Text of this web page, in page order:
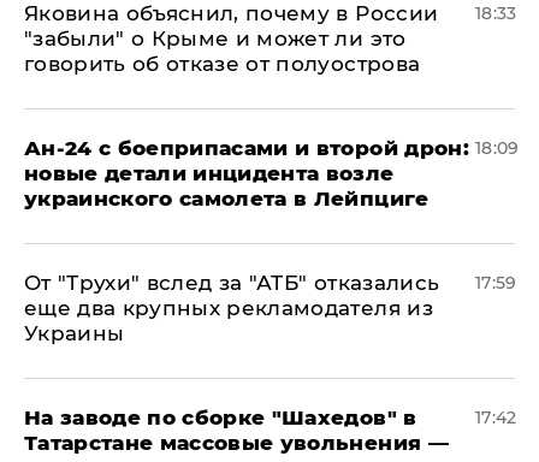
Яковина объяснил, почему в России
"забыли" о Крыме и может ли это
говорить об отказе от полуострова
18:33
Ан-24 с боеприпасами и второй дрон:
новые детали инцидента возле
украинского самолета в Лейпциге
18:09
От "Трухи" вслед за "АТБ" отказались
еще два крупных рекламодателя из
Украины
17:59
На заводе по сборке "Шахедов" в
Татарстане массовые увольнения —
17:42